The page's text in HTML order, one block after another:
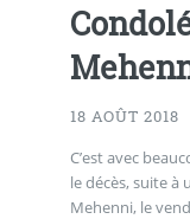
18 AOÛT 2018
C’est avec
le décès, suite à
Mehenni, le